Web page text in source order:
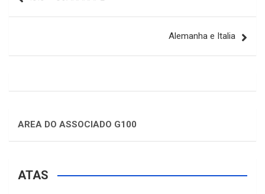
Alemanha e Italia
AREA DO ASSOCIADO G100
ATAS